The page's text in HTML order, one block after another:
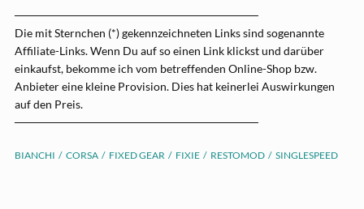
──────────────────────────────
Die mit Sternchen (*) gekennzeichneten Links sind sogenannte
Affiliate-Links. Wenn Du auf so einen Link klickst und darüber
einkaufst, bekomme ich vom betreffenden Online-Shop bzw.
Anbieter eine kleine Provision. Dies hat keinerlei Auswirkungen
auf den Preis.
──────────────────────────────
BIANCHI CORSA FIXED GEAR FIXIE RESTOMOD SINGLESPEED